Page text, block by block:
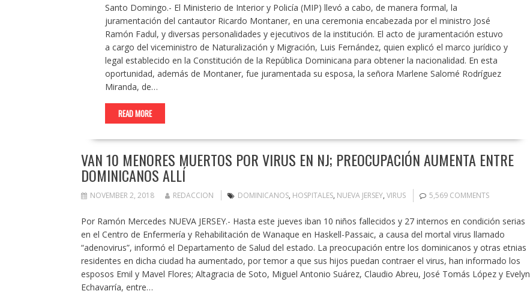
Santo Domingo.- El Ministerio de Interior y Policía (MIP) llevó a cabo, de manera formal, la
juramentación del cantautor Ricardo Montaner, en una ceremonia encabezada por el ministro José
Ramón Fadul, y diversas personalidades y ejecutivos de la institución. El acto de juramentación estuvo
a cargo del viceministro de Naturalización y Migración, Luis Fernández, quien explicó el marco jurídico y
legal establecido en la Constitución de la República Dominicana para obtener la nacionalidad. En esta
oportunidad, además de Montaner, fue juramentada su esposa, la señora Marlene Salomé Rodríguez
Miranda, de…
READ MORE
VAN 10 MENORES MUERTOS POR VIRUS EN NJ; PREOCUPACIÓN AUMENTA ENTRE
DOMINICANOS ALLÍ
NOVEMBER 2, 2018 REDACCION DOMINICANOS, HOSPITALES, NUEVA JERSEY, VIRUS 5,569 COMMENTS
Por Ramón Mercedes NUEVA JERSEY.- Hasta este jueves iban 10 niños fallecidos y 27 internos en condición serias
en el Centro de Enfermería y Rehabilitación de Wanaque en Haskell-Passaic, a causa del mortal virus llamado
“adenovirus”, informó el Departamento de Salud del estado. La preocupación entre los dominicanos y otras etnias
residentes en dicha ciudad ha aumentado, por temor a que sus hijos puedan contraer el virus, han informado los
esposos Emil y Mavel Flores; Altagracia de Soto, Miguel Antonio Suárez, Claudio Abreu, José Tomás López y Evelyn
Echavarría, entre…